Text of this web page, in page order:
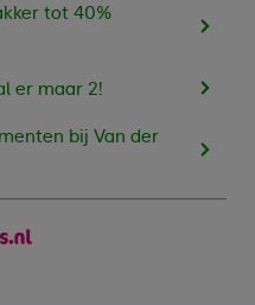
tot 40%
er maar 2!
bij Van der